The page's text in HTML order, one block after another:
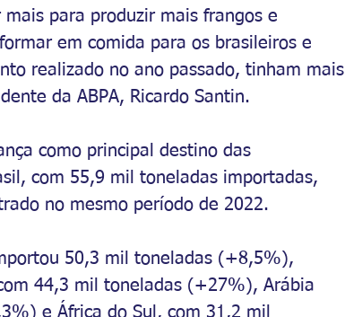
para produzir mais frangos e
em comida para os brasileiros e
realizado no ano passado, tinham mais
da ABPA, Ricardo Santin.
como principal destino das
com 55,9 mil toneladas importadas,
no mesmo período de 2022.
50,3 mil toneladas (+8,5%),
44,3 mil toneladas (+27%), Arábia
e África do Sul, com 31,2 mil